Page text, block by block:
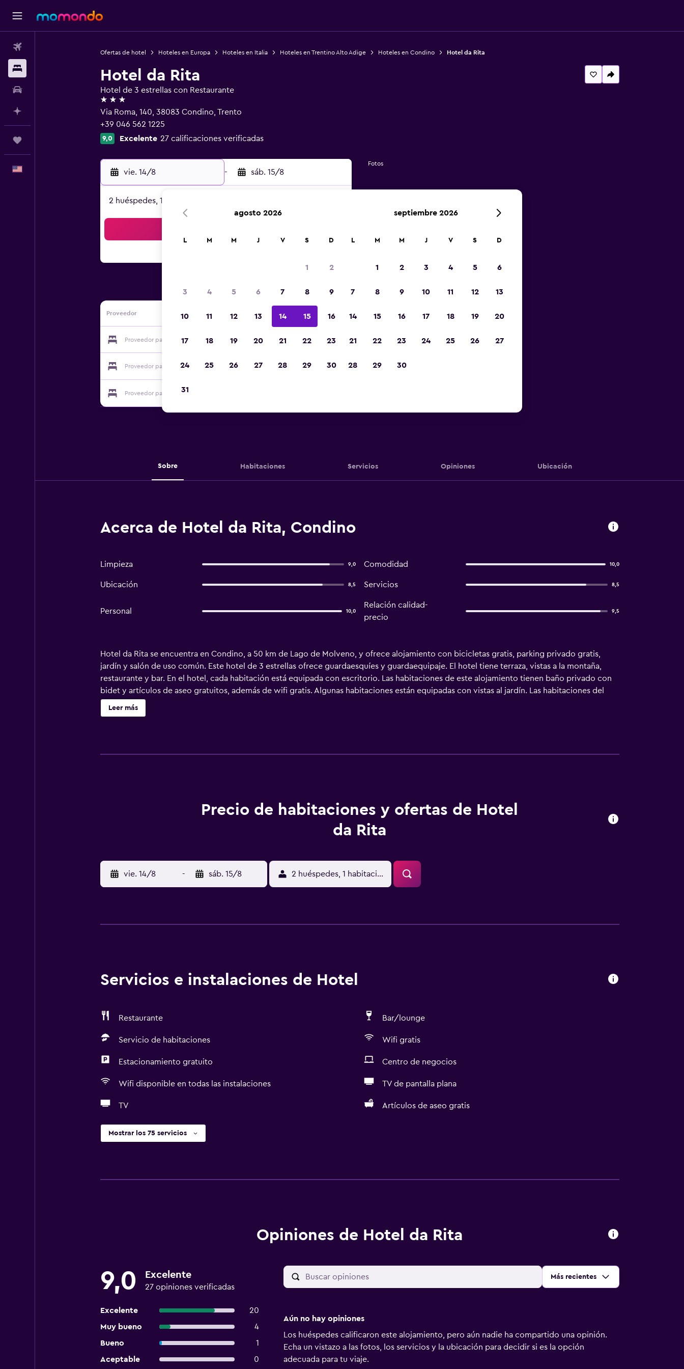
Ofertas de hotel Hoteles en Europa Hoteles en Italia Hoteles en Trentino Alto Adige Hoteles en Condino Hotel da Rita
Hotel da Rita
Hotel de 3 estrellas con Restaurante
3 estrellas
Via Roma, 140, 38083 Condino, Trento
+39 046 562 1225
9,0 Excelente 27 calificaciones verificadas
vie. 14/8 - sáb. 15/8
2 huéspedes, 1 habitación
Proveedor
Proveedor para Hotel da Rita Ver precios
Proveedor para Hotel da Rita Ver precios
Proveedor para Hotel da Rita
Fotos
Sobre Habitaciones Servicios Opiniones Ubicación
Acerca de Hotel da Rita, Condino
Limpieza 9,0 Comodidad 10,0
Ubicación 8,5 Servicios 8,5
Personal 10,0
Relación calidad-
precio
9,5
Hotel da Rita se encuentra en Condino, a 50 km de Lago de Molveno, y ofrece alojamiento con bicicletas gratis, parking privado gratis,
jardín y salón de uso común. Este hotel de 3 estrellas ofrece guardaesquíes y guardaequipaje. El hotel tiene terraza, vistas a la montaña,
restaurante y bar. En el hotel, cada habitación está equipada con escritorio. Las habitaciones de este alojamiento tienen baño privado con
bidet y artículos de aseo gratuitos, además de wifi gratis. Algunas habitaciones están equipadas con vistas al jardín. Las habitaciones del
alojamiento están equipadas con TV de pantalla plana y secador de pelo. En Hotel da Rita se sirve un desayuno italiano. La clientela puede
practicar actividades en Condino y alrededores, como senderismo, esquí y ciclismo. Lago de Ledro está a 25 km del alojamiento.
Leer más
Precio de habitaciones y ofertas de Hotel
da Rita
vie. 14/8 - sáb. 15/8 2 huéspedes, 1 habitación
Servicios e instalaciones de Hotel
Restaurante Bar/lounge
Servicio de habitaciones Wifi gratis
Estacionamiento gratuito Centro de negocios
Wifi disponible en todas las instalaciones TV de pantalla plana
TV Artículos de aseo gratis
Mostrar los 75 servicios
Opiniones de Hotel da Rita
9,0 Excelente
27 opiniones verificadas
Excelente
20
Muy bueno
4
Bueno
1
Aceptable
0
Ordenar por:
Más recientes
Aún no hay opiniones
Los huéspedes calificaron este alojamiento, pero aún nadie ha compartido una opinión.
Echa un vistazo a las fotos, los servicios y la ubicación para decidir si es la opción
adecuada para tu viaje.
agosto 2026
L M M J V S D
1 2
3 4 5 6 7 8 9
10 11 12 13 14 15 16
17 18 19 20 21 22 23
24 25 26 27 28 29 30
31
septiembre 2026
L M M J V S D
1 2 3 4 5 6
7 8 9 10 11 12 13
14 15 16 17 18 19 20
21 22 23 24 25 26 27
28 29 30